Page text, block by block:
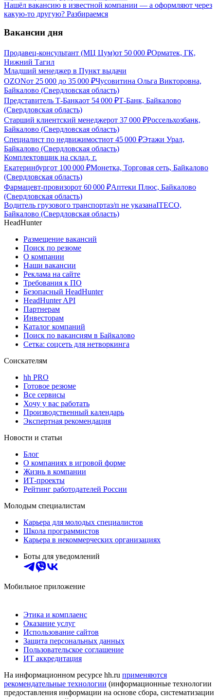
Нашёл вакансию в известной компании — а оформляют через
какую-то другую? Разбираемся
Вакансии дня
Продавец-консультант (МЦ Цум)от 50 000 ₽Орматек, ГК,
Нижний Тагил
Младший менеджер в Пункт выдачи
OZONот 25 000 до 35 000 ₽Чусовитина Ольга Викторовна,
Байкалово (Свердловская область)
Представитель Т-Банкаот 54 000 ₽Т-Банк, Байкалово
(Свердловская область)
Старший клиентский менеджерот 37 000 ₽Россельхозбанк,
Байкалово (Свердловская область)
Специалист по недвижимостиот 45 000 ₽Этажи Урал,
Байкалово (Свердловская область)
Комплектовщик на склад, г.
Екатеринбургот 100 000 ₽Монетка, Торговая сеть, Байкалово
(Свердловская область)
Фармацевт-провизорот 60 000 ₽Аптеки Плюс, Байкалово
(Свердловская область)
Водитель грузового транспортаз/п не указанаITECO,
Байкалово (Свердловская область)
HeadHunter
Размещение вакансий
Поиск по резюме
О компании
Наши вакансии
Реклама на сайте
Требования к ПО
Безопасный HeadHunter
HeadHunter API
Партнерам
Инвесторам
Каталог компаний
Поиск по вакансиям в Байкалово
Сетка: соцсеть для нетворкинга
Соискателям
hh PRO
Готовое резюме
Все сервисы
Хочу у вас работать
Производственный календарь
Экспертная рекомендация
Новости и статьи
Блог
О компаниях в игровой форме
Жизнь в компании
ИТ-проекты
Рейтинг работодателей России
Молодым специалистам
Карьера для молодых специалистов
Школа программистов
Карьера в некоммерческих организациях
Боты для уведомлений
Мобильное приложение
Этика и комплаенс
Оказание услуг
Использование сайтов
Защита персональных данных
Пользовательское соглашение
ИТ аккредитация
На информационном ресурсе hh.ru применяются
рекомендательные технологии (информационные технологии
предоставления информации на основе сбора, систематизации